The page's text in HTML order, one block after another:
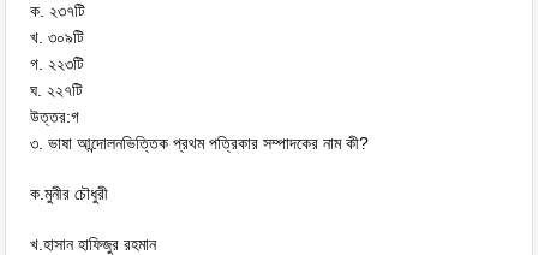
ক. ২৩৭টি
খ. ৩০৯টি
গ. ২২৩টি
ঘ. ২২৭টি
উত্তর:গ
৩. ভাষা আন্দোলনভিত্তিক প্রথম পত্রিকার সম্পাদকের নাম কী?
ক.মুনীর চৌধুরী
খ.হাসান হাফিজুর রহমান